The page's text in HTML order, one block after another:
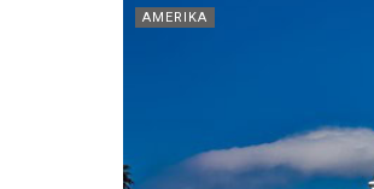
AMERIKA